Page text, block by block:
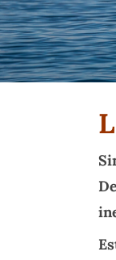
Hit